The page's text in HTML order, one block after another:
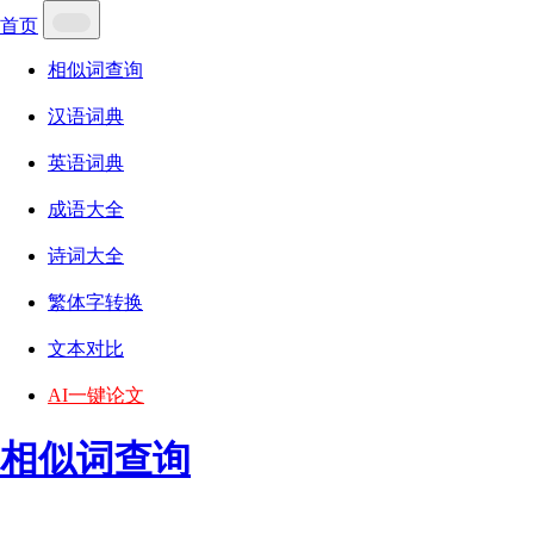
首页
相似词查询
汉语词典
英语词典
成语大全
诗词大全
繁体字转换
文本对比
AI一键论文
相似词查询